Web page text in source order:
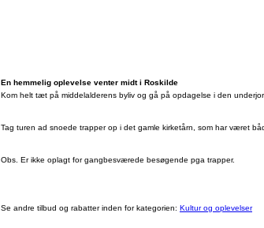
En hemmelig oplevelse venter midt i Roskilde
Kom helt tæt på middelalderens byliv og gå på opdagelse i den
Tag turen ad snoede trapper op i det gamle kirketårn, som har været
Obs. Er ikke oplagt for gangbesværede besøgende pga trapper.
Se andre tilbud og rabatter inden for kategorien: Kultur og oplevelser